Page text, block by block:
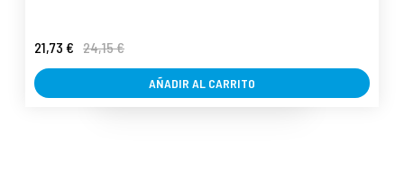
21,73 € 24,15 €
AÑADIR AL CARRITO